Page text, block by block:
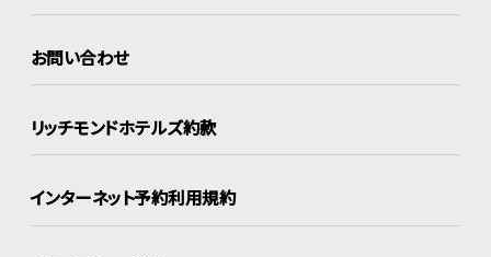
お問い合わせ
リッチモンドホテルズ約款
インターネット予約利用規約